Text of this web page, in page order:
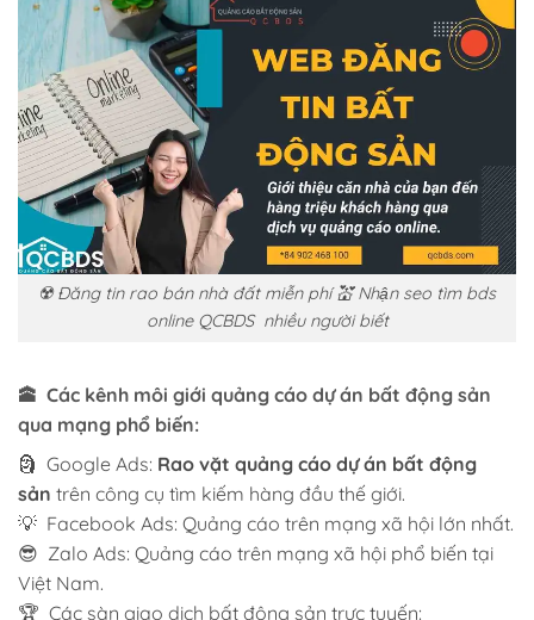
☢️ Đăng tin rao bán nhà đất miễn phí 💒 Nhận seo tìm bds
online QCBDS nhiều người biết
🕋 Các kênh môi giới quảng cáo dự án bất động sản
qua mạng phổ biến:
🗿 Google Ads: Rao vặt quảng cáo dự án bất động
sản trên công cụ tìm kiếm hàng đầu thế giới.
💡 Facebook Ads: Quảng cáo trên mạng xã hội lớn nhất.
😎 Zalo Ads: Quảng cáo trên mạng xã hội phổ biến tại
Việt Nam.
🏆 Các sàn giao dịch bất động sản trực tuyến: